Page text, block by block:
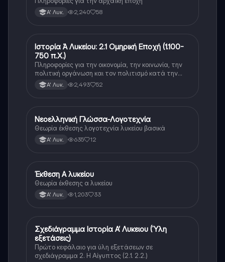
Α' Λυκ. 2,240 58
Νέα Ελληνικά
Ιστορία Ά Λυκείου: 2.1 Ομηρική Εποχή (1.100-
750 π.Χ.)
Πληροφορίες για την οικονομία, την κοινωνία, την
πολιτική οργάνωση και τον πολιτισμό κατά την
διάρκεια της ομηρικής εποχής.
Α' Λυκ. 2,493 52
Νέα Ελληνικά
Νεοελληνική Γλώσσα-Λογοτεχνία
Θεωρία έκθεσης λογοτεχνία λυκείου βασικά
Α' Λυκ. 635 12
Νέα Ελληνικά
Έκθεση Α λυκείου
Θεωρία έκθεσης α λυκείου
Α' Λυκ. 1,203 33
Νέα Ελληνικά
Σχεδιάγραμμα Ιστορία Α’ Λυκειου (Ύλη
εξετάσεις)
Πρώτο κεφάλαιο για ύλη εξετάσεων σε
σχεδιάγραμμα 2. Η Αίγυπτος (2.1. 2.2.)